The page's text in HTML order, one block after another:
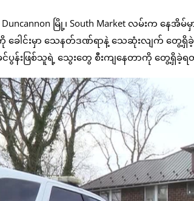
မြို့၊ South Market လမ်းက နေအိမ်
ခေါင်းမှာ သေနတ်ဒဏ်ရာနဲ့ သေဆုံးလျက် တွေ့ရှိခဲ့
န်းဖြစ်သူရဲ့ သွေးတွေ စီးကျနေတာကို တွေ့ရှိခဲ့